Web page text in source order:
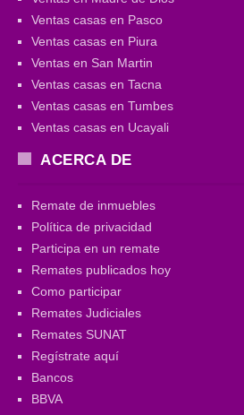
Ventas casas en Pasco
Ventas casas en Piura
Ventas en San Martin
Ventas casas en Tacna
Ventas casas en Tumbes
Ventas casas en Ucayali
ACERCA DE
Remate de inmuebles
Política de privacidad
Participa en un remate
Remates publicados hoy
Como participar
Remates Judiciales
Remates SUNAT
Regístrate aquí
Bancos
BBVA